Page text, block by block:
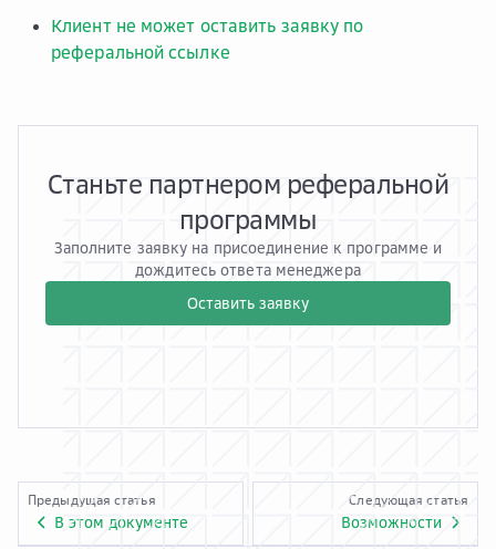
Клиент не может оставить заявку по
реферальной ссылке
Станьте партнером реферальной
программы
Заполните заявку на присоединение к программе и
дождитесь ответа менеджера
Оставить заявку
Предыдущая статья
В этом документе
Следующая статья
Возможности